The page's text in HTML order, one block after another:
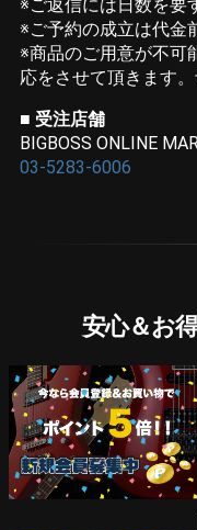
※ご返信には日数を要
※ご予約の成立は代金
※商品のご用意が不可
応をさせて頂きます。
■ 受注店舗
BIGBOSS ONLINE
03-5283-6006
安心＆お